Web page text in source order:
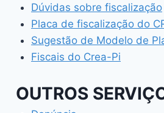
Dúvidas sobre fiscalização
Placa de fiscalização do
Sugestão de Modelo de
Fiscais do Crea-Pi
OUTROS